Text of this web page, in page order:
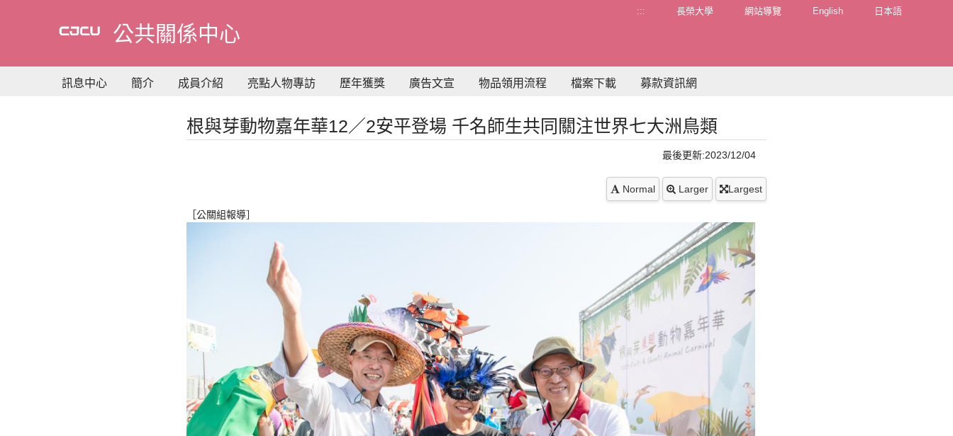
要
容
公共關係中心
::: 長榮大學 網站導覽 English 日本語
訊息中心 簡介 成員介紹 亮點人物專訪 歷年獲獎 廣告文宣 物品領用流程 檔案下載 募款資訊網
根與芽動物嘉年華12／2安平登場 千名師生共同關注世界七大洲鳥類
最後更新:2023/12/04
Normal Larger Largest
［公關組報導］